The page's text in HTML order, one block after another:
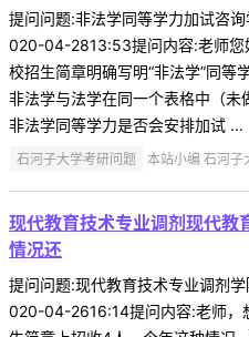
提问问题:非法学同等学力加试咨
020-04-2813:53提问内容:老师您
校招生简章明确写明“非法学”同等
非法学与法学在同一个表格中（
非法学同等学力是否会安排加试 ...
石河子大学考研问题 本站小编 石河
现代教育技术专业调剂现代
情况还
提问问题:现代教育技术专业调剂
020-04-2616:14提问内容:老师，